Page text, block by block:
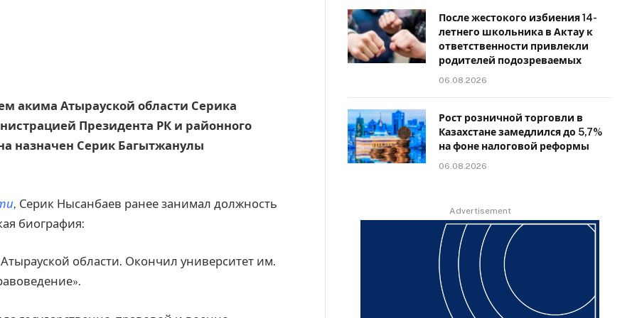
акима Атырауской области Серика
Президента РК и районного
назначен Серик Багытжанулы
, Серик Нысанбаев ранее занимал должность
биография:
области. Окончил университет им.
После жестокого избиения 14-
летнего школьника в Актау к
ответственности привлекли
родителей подозреваемых
06.08.2026
Рост розничной торговли в
Казахстане замедлился до 5,7%
на фоне налоговой реформы
06.08.2026
Advertisement